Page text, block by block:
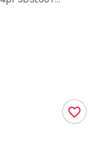
favorite_border